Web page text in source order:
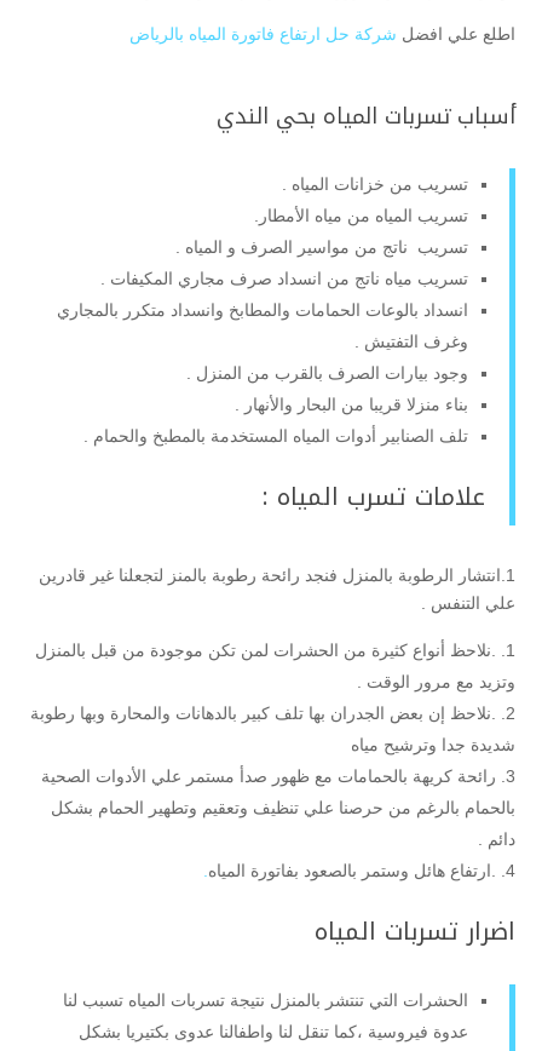
اطلع علي افضل شركة حل ارتفاع فاتورة المياه بالرياض
أسباب تسربات المياه بحي الندي
تسريب من خزانات المياه .
تسريب المياه من مياه الأمطار.
تسريب ناتج من مواسير الصرف و المياه .
تسريب مياه ناتج من انسداد صرف مجاري المكيفات .
انسداد بالوعات الحمامات والمطابخ وانسداد متكرر بالمجاري
وغرف التفتيش .
وجود بيارات الصرف بالقرب من المنزل .
بناء منزلا قريبا من البحار والأنهار .
تلف الصنابير أدوات المياه المستخدمة بالمطبخ والحمام .
علامات تسرب المياه :
1.انتشار الرطوبة بالمنزل فنجد رائحة رطوبة بالمنز لتجعلنا غير قادرين
علي التنفس .
.نلاحظ أنواع كثيرة من الحشرات لمن تكن موجودة من قبل بالمنزل
وتزيد مع مرور الوقت .
.نلاحظ إن بعض الجدران بها تلف كبير بالدهانات والمحارة وبها رطوبة
شديدة جدا وترشيح مياه
رائحة كريهة بالحمامات مع ظهور صدأ مستمر علي الأدوات الصحية
بالحمام بالرغم من حرصنا علي تنظيف وتعقيم وتطهير الحمام بشكل
دائم .
.ارتفاع هائل وستمر بالصعود بفاتورة المياه
اضرار تسربات المياه
الحشرات التي تنتشر بالمنزل نتيجة تسربات المياه تسبب لنا
عدوة فيروسية ،كما تنقل لنا واطفالنا عدوى بكتيريا بشكل